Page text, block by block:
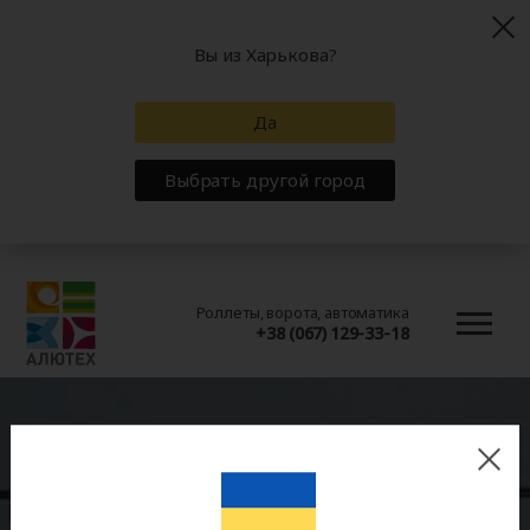
Роллеты, ворота, автоматика
+38 (067) 129-33-18
Вы из Харькова?
Да
Выбрать другой город